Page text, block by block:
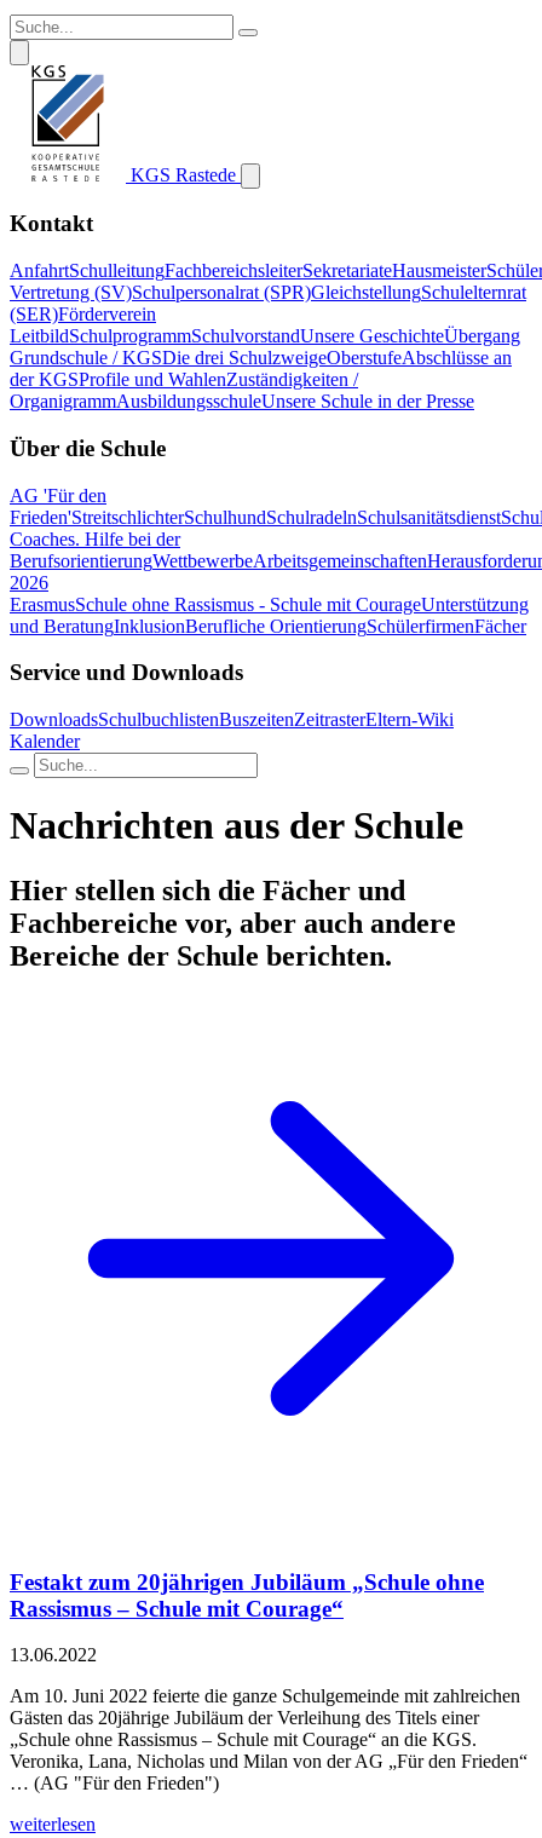
KGS Rastede
Kontakt
AnfahrtSchulleitungFachbereichsleiterSekretariateHausmeister
Vertretung (SV)Schulpersonalrat (SPR)GleichstellungSchulelternrat
(SER)Förderverein
LeitbildSchulprogrammSchulvorstandUnsere GeschichteÜbergang
Grundschule / KGSDie drei SchulzweigeOberstufeAbschlüsse an
der KGSProfile und WahlenZuständigkeiten /
OrganigrammAusbildungsschuleUnsere Schule in der Presse
Über die Schule
AG 'Für den
Frieden'StreitschlichterSchulhundSchulradelnSchulsanitätsdienst
Coaches. Hilfe bei der
BerufsorientierungWettbewerbeArbeitsgemeinschaften
2026
ErasmusSchule ohne Rassismus - Schule mit CourageUnterstützung
und BeratungInklusionBerufliche OrientierungSchülerfirmenFächer
Service und Downloads
DownloadsSchulbuchlistenBuszeitenZeitrasterEltern-Wiki
Kalender
Nachrichten aus der Schule
Hier stellen sich die Fächer und
Fachbereiche vor, aber auch andere
Bereiche der Schule berichten.
Festakt zum 20jährigen Jubiläum „Schule ohne
Rassismus – Schule mit Courage“
13.06.2022
Am 10. Juni 2022 feierte die ganze Schulgemeinde mit zahlreichen
Gästen das 20jährige Jubiläum der Verleihung des Titels einer
„Schule ohne Rassismus – Schule mit Courage“ an die KGS.
Veronika, Lana, Nicholas und Milan von der AG „Für den Frieden“
… (AG "Für den Frieden")
weiterlesen